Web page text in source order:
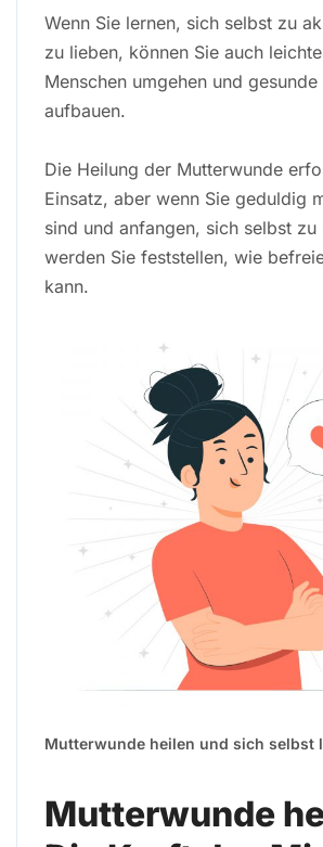
Wenn Sie lernen, sich selbst zu
zu lieben, können Sie auch
Menschen umgehen und
aufbauen.
Die Heilung der Mutterwunde
Einsatz, aber wenn Sie geduldig
sind und anfangen, sich selbst zu
werden Sie feststellen, wie
kann.
Mutterwunde heilen und sich selbst
Mutterwunde